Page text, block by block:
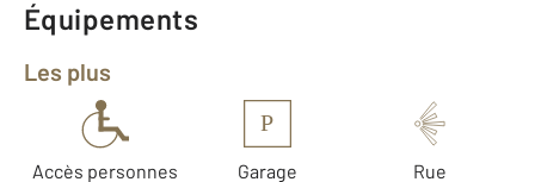
Équipements
Les plus
Accès personnes
P
Garage Rue